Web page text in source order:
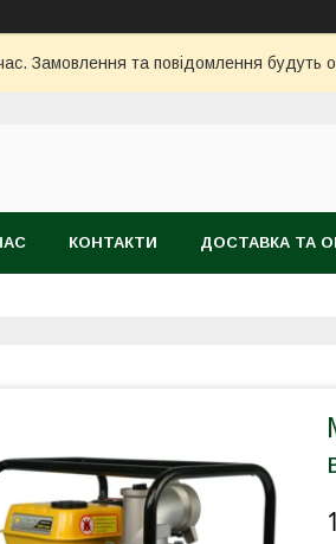
Замовлення та повідомлення будуть
КОНТАКТИ ДОСТАВКА ТА